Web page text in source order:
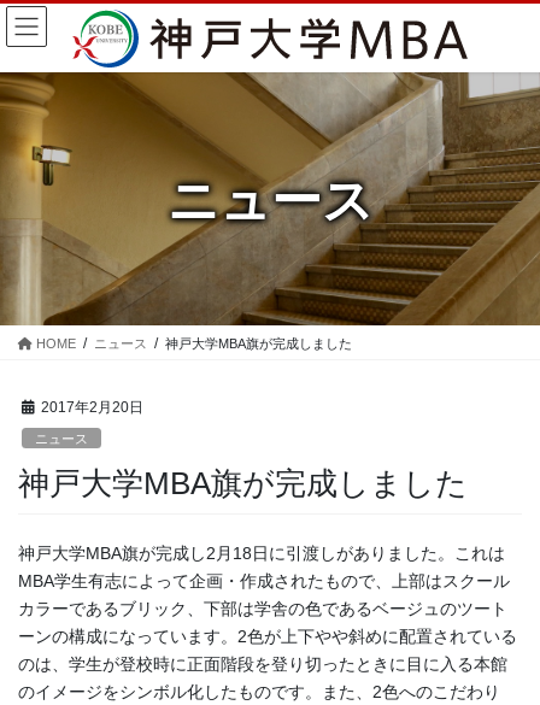
コ
ン
ン
ナ
ビ
ー
ニュース
HOME ニュース 神戸大学MBA旗が完成しました
2017年2月20日
ニュース
神戸大学MBA旗が完成しました
神戸大学MBA旗が完成し2月18日に引渡しがありました。これは
MBA学生有志によって企画・作成されたもので、上部はスクール
カラーであるブリック、下部は学舎の色であるベージュのツート
ーンの構成になっています。2色が上下やや斜めに配置されている
のは、学生が登校時に正面階段を登り切ったときに目に入る本館
のイメージをシンボル化したものです。また、2色へのこだわり